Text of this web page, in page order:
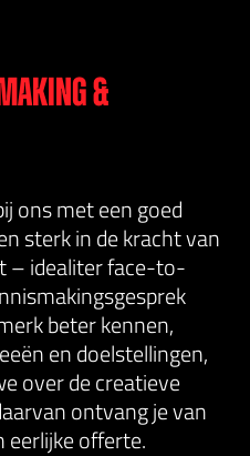
&
ons met een goed
sterk in de kracht van
– idealiter face-to-
beter kennen,
en doelstellingen,
over de creatieve
ontvang je van
eerlijke offerte.